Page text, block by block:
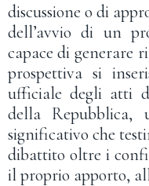
discussione o di
dell’avvio di un
capace di generare
prospettiva si
ufficiale degli atti
della Repubblica,
significativo che
dibattito oltre i
il proprio apporto,